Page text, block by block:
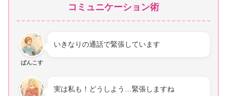
コミュニケーション術
ぱんこす
いきなりの通話で緊張しています
実は私も！どうしよう…緊張しますね